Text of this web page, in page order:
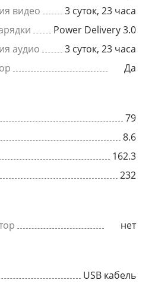
видео
3 суток, 23 часа
Power Delivery 3.0
аудио
3 суток, 23 часа
Да
79
8.6
162.3
232
нет
USB кабель